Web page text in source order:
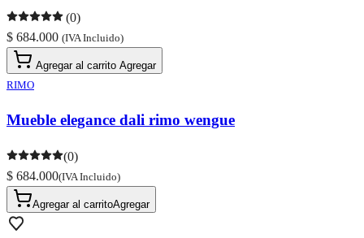
(0)
$ 684.000 (IVA Incluido)
Agregar al carrito Agregar
RIMO
Mueble elegance dali rimo wengue
(0)
$ 684.000(IVA Incluido)
Agregar al carritoAgregar